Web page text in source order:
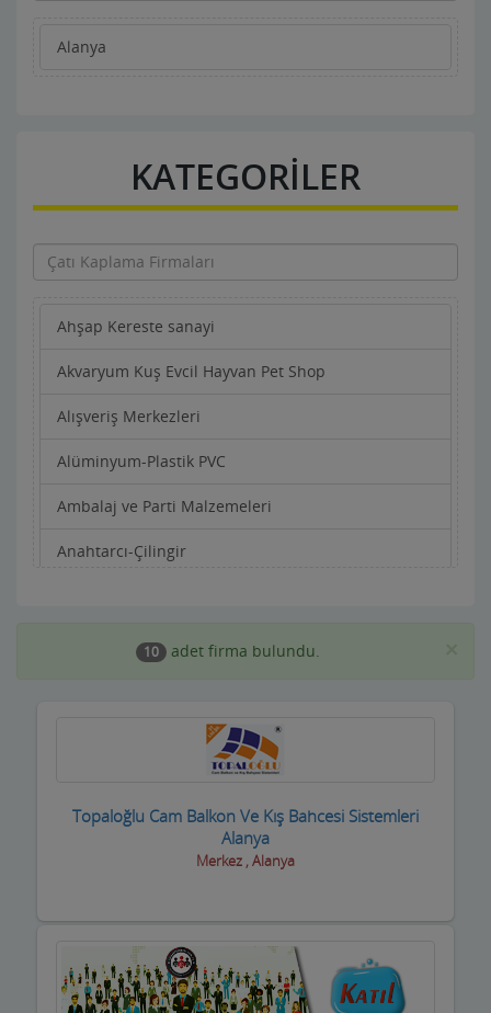
Alanya
KATEGORİLER
Ahşap Kereste sanayi
Akvaryum Kuş Evcil Hayvan Pet Shop
Alışveriş Merkezleri
Alüminyum-Plastik PVC
Ambalaj ve Parti Malzemeleri
Anahtarcı-Çilingir
Aracı Kurumlar
Asansörcüler
Avukatlar ve Hukuk Büroları
Ayakkabıcılar ve Çantacılar
Baharatçılar-Aktarlar
Bar Disko Cafe
10 adet firma bulundu.
Topaloğlu Cam Balkon Ve Kış Bahcesi Sistemleri
Alanya
Merkez , Alanya